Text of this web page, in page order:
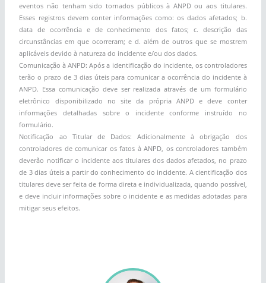
eventos não tenham sido tornados públicos à ANPD ou aos titulares.
Esses registros devem conter informações como: os dados afetados; b.
data de ocorrência e de conhecimento dos fatos; c. descrição das
circunstâncias em que ocorreram; e d. além de outros que se mostrem
aplicáveis devido à natureza do incidente e/ou dos dados.
Comunicação à ANPD: Após a identificação do incidente, os controladores
terão o prazo de 3 dias úteis para comunicar a ocorrência do incidente à
ANPD. Essa comunicação deve ser realizada através de um formulário
eletrônico disponibilizado no site da própria ANPD e deve conter
informações detalhadas sobre o incidente conforme instruído no
formulário.
Notificação ao Titular de Dados: Adicionalmente à obrigação dos
controladores de comunicar os fatos à ANPD, os controladores também
deverão notificar o incidente aos titulares dos dados afetados, no prazo
de 3 dias úteis a partir do conhecimento do incidente. A cientificação dos
titulares deve ser feita de forma direta e individualizada, quando possível,
e deve incluir informações sobre o incidente e as medidas adotadas para
mitigar seus efeitos.